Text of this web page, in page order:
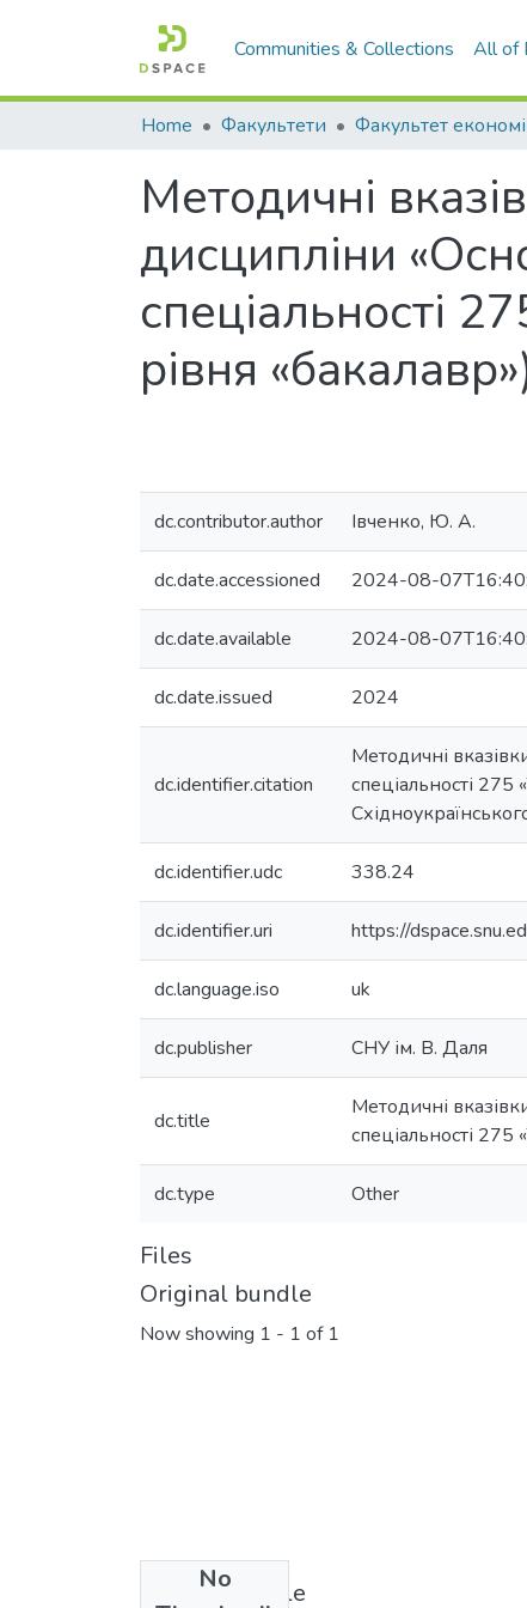
Communities & Collections All of
Home Факультети
Методичні
дисципліни
спеціальності
рівня
dc.contributor.author Івченко, Ю. А.
dc.date.accessioned 2024-08-
dc.date.available 2024-08-
dc.date.issued 2024
dc.identifier.citation
Методичні
спеціальності 275
dc.identifier.udc 338.24
dc.identifier.uri https://
dc.language.iso uk
dc.publisher СНУ ім. В. Даля
dc.title
Методичні
спеціальності 275
dc.type Other
Files
Original bundle
Now showing 1 - 1 of 1
No
License bundle